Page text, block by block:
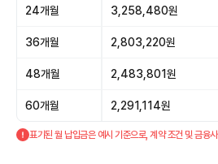
24개월 3,258,480원
36개월 2,803,220원
48개월 2,483,801원
60개월 2,291,114원
표기된 월 납입금은 예시 기준으로, 계약 조건 및 금융